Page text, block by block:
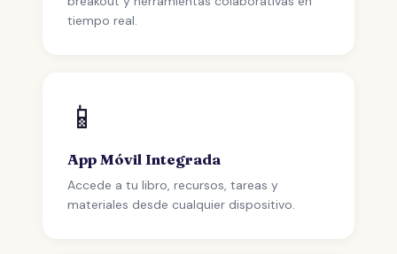
tiempo real.
📱
App Móvil Integrada
Accede a tu libro, recursos, tareas y
materiales desde cualquier dispositivo.